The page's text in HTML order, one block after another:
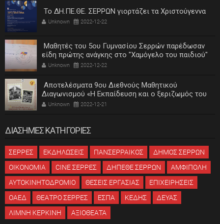
Το ΔΗ.ΠΕ.ΘΕ. ΣΕΡΡΩΝ γιορτάζει τα Χριστούγεννα
Unknown 2022-12-22
Μαθητές του 5ου Γυμνασίου Σερρών παρέδωσαν
είδη πρώτης ανάγκης στο "Χαμόγελο του παιδιού"
Unknown 2022-12-22
Αποτελέσματα 9ου Διεθνούς Μαθητικού
Διαγωνισμού «Η Εκπαίδευση και ο ξεριζωμός του
ελληνισμού»
Unknown 2022-12-21
ΔΙΑΣΗΜΕΣ ΚΑΤΗΓΟΡΙΕΣ
ΣΕΡΡΕΣ ΕΚΔΗΛΩΣΕΙΣ ΠΑΝΣΕΡΡΑΙΚΟΣ
ΔΗΜΟΣ ΣΕΡΡΩΝ
ΟΙΚΟΝΟΜΙΑ
CINE ΣΕΡΡΕΣ ΔΗΠΕΘΕ ΣΕΡΡΩΝ
ΑΜΦΙΠΟΛΗ
ΑΥΤΟΚΙΝΗΤΟΔΡΟΜΙΟ
ΘΕΣΕΙΣ ΕΡΓΑΣΙΑΣ
ΕΠΙΧΕΙΡΗΣΕΙΣ
ΟΑΕΔ
ΘΕΑΤΡΟ ΣΕΡΡΕΣ ΕΣΠΑ ΚΕΔΗΣ
ΔΕΥΑΣ
ΛΙΜΝΗ ΚΕΡΚΙΝΗ
ΑΞΙΟΘΕΑΤΑ